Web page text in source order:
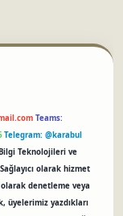
Teams:
Telegram: @karabul
Bilgi Teknolojileri ve
olarak hizmet
denetleme veya
üyelerimiz yazdıkları